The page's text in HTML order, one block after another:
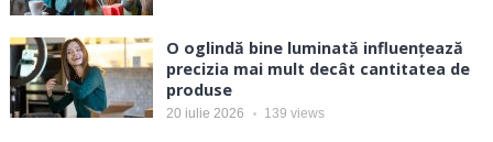
O oglindă bine luminată influențează
precizia mai mult decât cantitatea de
produse
20 iulie 2026 139 views